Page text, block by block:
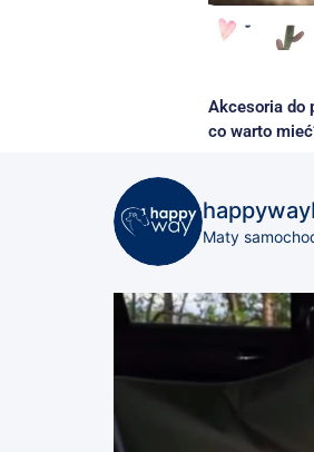
Akcesoria do
co warto
Maty